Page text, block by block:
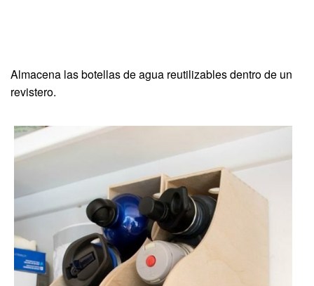
Almacena las botellas de agua reutilizables dentro de un
revistero.